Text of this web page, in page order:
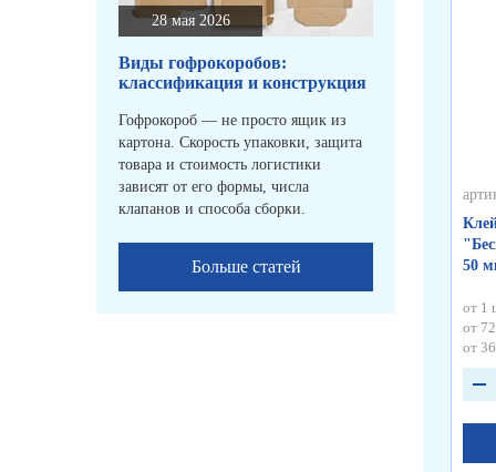
28 мая 2026
Виды гофрокоробов:
классификация и конструкция
Гофрокороб — не просто ящик из
картона. Скорость упаковки, защита
товара и стоимость логистики
зависят от его формы, числа
клапанов и способа сборки.
Больше статей
50
от 1
от
от